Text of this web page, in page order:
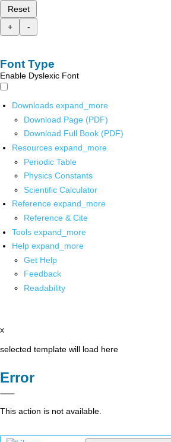
Reset
+
-
Font Type
Enable Dyslexic Font
Downloads expand_more
Download Page (PDF)
Download Full Book (PDF)
Resources expand_more
Periodic Table
Physics Constants
Scientific Calculator
Reference expand_more
Reference & Cite
Tools expand_more
Help expand_more
Get Help
Feedback
Readability
x
selected template will load here
Error
This action is not available.